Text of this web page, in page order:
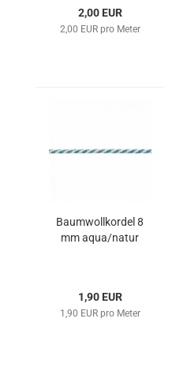
2,00 EUR
2,00 EUR pro Meter
Baumwollkordel 8
mm aqua/natur
1,90 EUR
1,90 EUR pro Meter